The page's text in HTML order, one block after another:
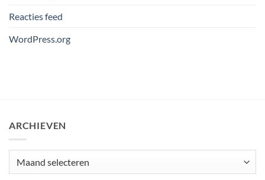
Reacties feed
WordPress.org
ARCHIEVEN